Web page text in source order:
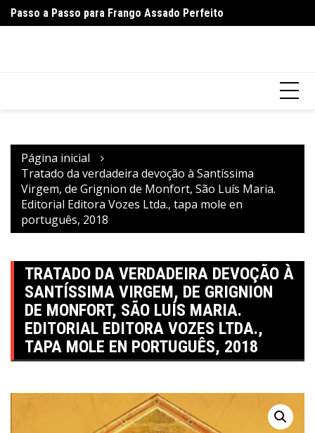
para
Passo a Passo para Frango Assado Perfeito
Página inicial
Tratado da verdadeira devoção à Santíssima
Virgem, de Grignion de Monfort, São Luís Maria.
Editorial Editora Vozes Ltda., tapa mole en
português, 2018
TRATADO DA VERDADEIRA DEVOÇÃO À
SANTÍSSIMA VIRGEM, DE GRIGNION
DE MONFORT, SÃO LUÍS MARIA.
EDITORIAL EDITORA VOZES LTDA.,
TAPA MOLE EN PORTUGUÊS, 2018